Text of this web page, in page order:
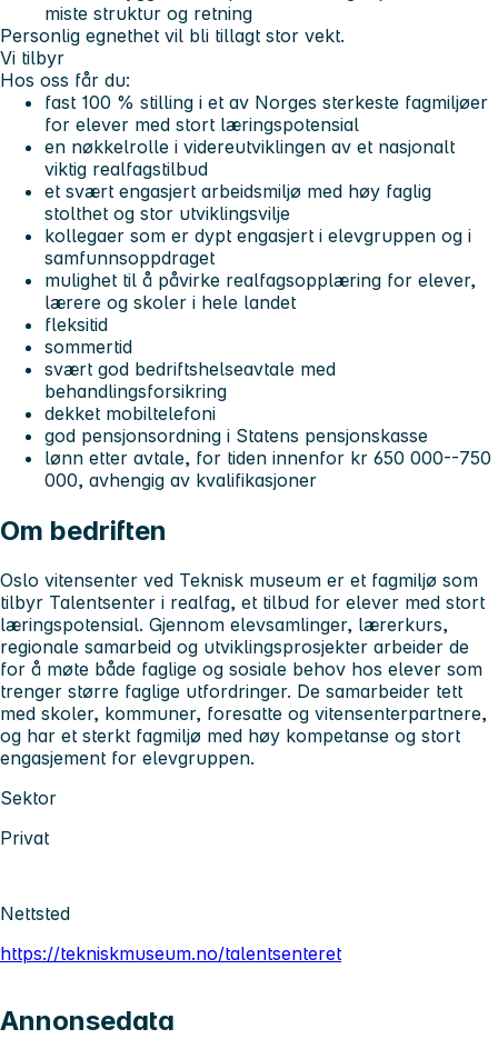
miste struktur og retning
Personlig egnethet vil bli tillagt stor vekt.
Vi tilbyr
Hos oss får du:
fast 100 % stilling i et av Norges sterkeste fagmiljøer
for elever med stort læringspotensial
en nøkkelrolle i videreutviklingen av et nasjonalt
viktig realfagstilbud
et svært engasjert arbeidsmiljø med høy faglig
stolthet og stor utviklingsvilje
kollegaer som er dypt engasjert i elevgruppen og i
samfunnsoppdraget
mulighet til å påvirke realfagsopplæring for elever,
lærere og skoler i hele landet
fleksitid
sommertid
svært god bedriftshelseavtale med
behandlingsforsikring
dekket mobiltelefoni
god pensjonsordning i Statens pensjonskasse
lønn etter avtale, for tiden innenfor kr 650 000--750
000, avhengig av kvalifikasjoner
Om bedriften
Oslo vitensenter ved Teknisk museum er et fagmiljø som
tilbyr Talentsenter i realfag, et tilbud for elever med stort
læringspotensial. Gjennom elevsamlinger, lærerkurs,
regionale samarbeid og utviklingsprosjekter arbeider de
for å møte både faglige og sosiale behov hos elever som
trenger større faglige utfordringer. De samarbeider tett
med skoler, kommuner, foresatte og vitensenterpartnere,
og har et sterkt fagmiljø med høy kompetanse og stort
engasjement for elevgruppen.
Sektor
Privat
Nettsted
https://tekniskmuseum.no/talentsenteret
Annonsedata